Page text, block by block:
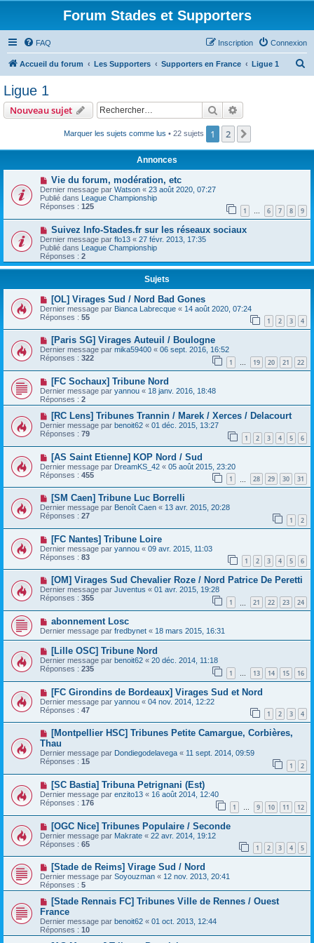
Forum Stades et Supporters
FAQ Connexion
Inscription
Accueil du forum Les Supporters Supporters en France Ligue 1
r
Ligue 1
Nouveau sujet Rechercher
Marquer les sujets comme lus • 22 sujets 1 2
Annonces
Vie du forum, modération, etc
Dernier message par Watson « 23 août 2020, 07:27
Publié dans League Championship
Réponses : 125 1 … 6 7 8 9
Suivez Info-Stades.fr sur les réseaux sociaux
Dernier message par flo13 « 27 févr. 2013, 17:35
Publié dans League Championship
Réponses : 2
Sujets
[OL] Virages Sud / Nord Bad Gones
Dernier message par Bianca Labrecque « 14 août 2020, 07:24
Réponses : 55 1 2 3 4
[Paris SG] Virages Auteuil / Boulogne
Dernier message par mika59400 « 06 sept. 2016, 16:52
Réponses : 322 1 … 19 20 21 22
[FC Sochaux] Tribune Nord
Dernier message par yannou « 18 janv. 2016, 18:48
Réponses : 2
[RC Lens] Tribunes Trannin / Marek / Xerces / Delacourt
Dernier message par benoit62 « 01 déc. 2015, 13:27
Réponses : 79 1 2 3 4 5 6
[AS Saint Etienne] KOP Nord / Sud
Dernier message par DreamKS_42 « 05 août 2015, 23:20
Réponses : 455 1 28 29 30 31
[SM Caen] Tribune Luc Borrelli
Dernier message par Benoît Caen « 13 avr. 2015, 20:28
Réponses : 27 1 2
[FC Nantes] Tribune Loire
Dernier message par yannou « 09 avr. 2015, 11:03
Réponses : 83 1 2 3 4 5 6
[OM] Virages Sud Chevalier Roze / Nord Patrice De Peretti
Dernier message par Juventus « 01 avr. 2015, 19:28
Réponses : 355 1 21 22 23 24
abonnement Losc
Dernier message par fredbynet « 18 mars 2015, 16:31
[Lille OSC] Tribune Nord
Dernier message par benoit62 « 20 déc. 2014, 11:18
Réponses : 235 1 … 13 14 15 16
[FC Girondins de Bordeaux] Virages Sud et Nord
Dernier message par yannou « 04 nov. 2014, 12:22
Réponses : 47 1 2 3 4
[Montpellier HSC] Tribunes Petite Camargue, Corbières,
Thau
Dernier message par Dondiegodelavega « 11 sept. 2014, 09:59
Réponses : 15 1 2
[SC Bastia] Tribuna Petrignani (Est)
Dernier message par enzito13 « 16 août 2014, 12:40
Réponses : 176 1 … 9 10 11 12
[OGC Nice] Tribunes Populaire / Seconde
Dernier message par Makrate « 22 avr. 2014, 19:12
Réponses : 65 1 2 3 4 5
[Stade de Reims] Virage Sud / Nord
Dernier message par Soyouzman « 12 nov. 2013, 20:41
Réponses : 5
[Stade Rennais FC] Tribunes Ville de Rennes / Ouest
France
Dernier message par benoit62 « 01 oct. 2013, 12:44
Réponses : 10